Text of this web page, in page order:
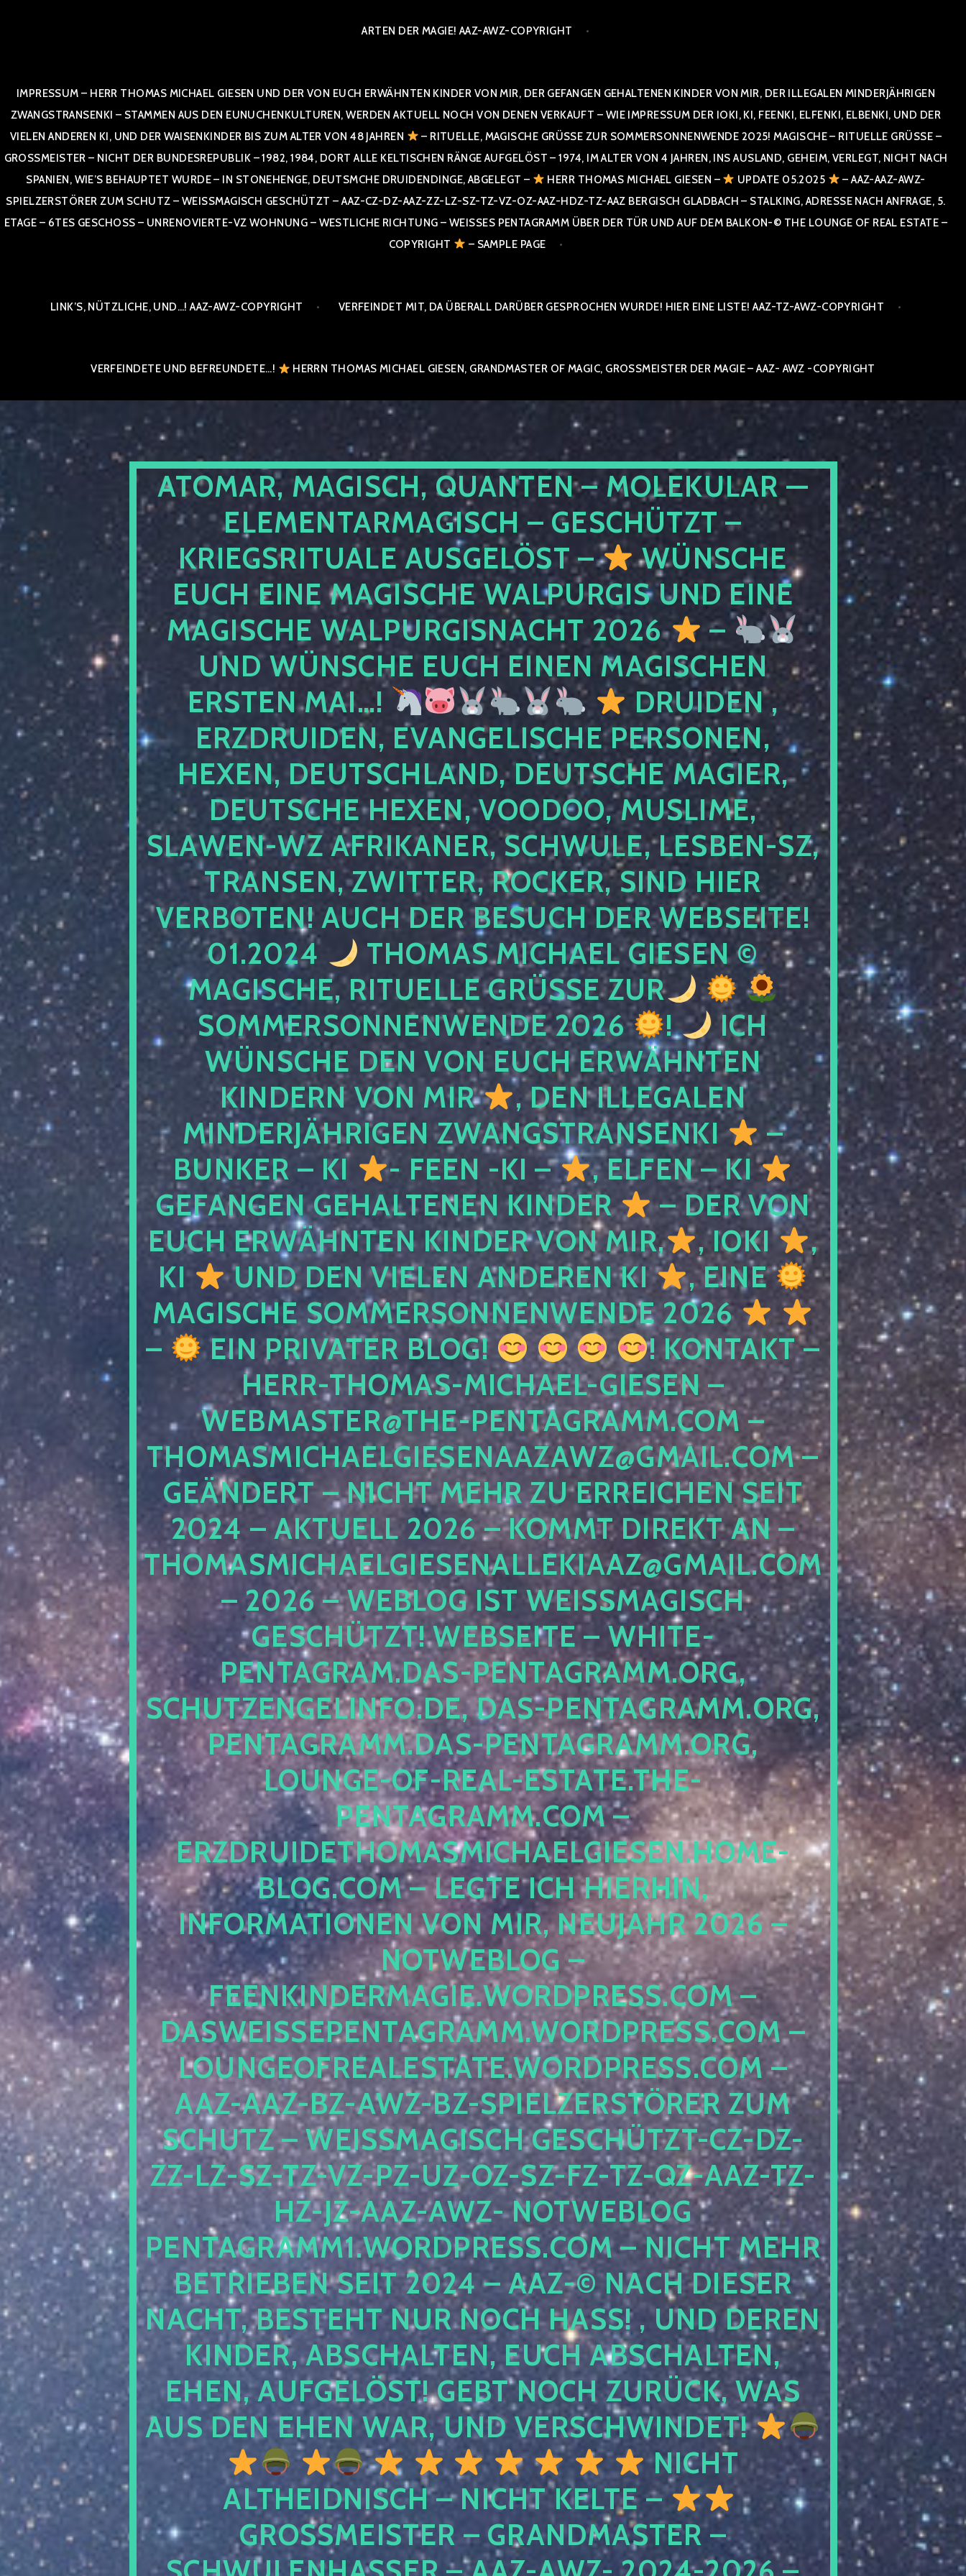
ARTEN DER MAGIE! AAZ-AWZ-COPYRIGHT
IMPRESSUM – HERR THOMAS MICHAEL GIESEN UND DER VON EUCH ERWÄHNTEN KINDER VON MIR, DER GEFANGEN GEHALTENEN KINDER VON MIR, DER ILLEGALEN MINDERJÄHRIGEN
ZWANGSTRANSENKI – STAMMEN AUS DEN EUNUCHENKULTUREN, WERDEN AKTUELL NOCH VON DENEN VERKAUFT – WIE IMPRESSUM DER IOKI, KI, FEENKI, ELFENKI, ELBENKI, UND DER
VIELEN ANDEREN KI, UND DER WAISENKINDER BIS ZUM ALTER VON 48 JAHREN
– RITUELLE, MAGISCHE GRÜSSE ZUR SOMMERSONNENWENDE 2025! MAGISCHE – RITUELLE GRÜSSE – GR
OSSMEISTER – NICHT DER BUNDESREPUBLIK – 1982, 1984, DORT ALLE KELTISCHEN RÄNGE AUFGELÖST – 1974, IM ALTER VON 4 JAHREN, INS AUSLAND, GEHEIM, VERLEGT, NICHT NACH SPA
NIEN, WIE’S BEHAUPTET WURDE – IN STONEHENGE, DEUTSMCHE DRUIDENDINGE, ABGELEGT –
HERR THOMAS MICHAEL GIESEN – UPDATE 05.2025
– AAZ-AAZ-AWZ-
SPIELZERSTÖRER ZUM SCHUTZ – WEISSMAGISCH GESCHÜTZT – AAZ-CZ-DZ-AAZ-ZZ-LZ-SZ-TZ-VZ-OZ-AAZ-HDZ-TZ-AAZ BERGISCH GLADBACH – STALKING, ADRESSE NACH ANFRAGE, 5. E
TAGE – 6TES GESCHOSS – UNRENOVIERTE-VZ WOHNUNG – WESTLICHE RICHTUNG – WEISSES PENTAGRAMM ÜBER DER TÜR UND AUF DEM BALKON-© THE LOUNGE OF REAL ESTATE – CO
PYRIGHT
– SAMPLE PAGE
LINK’S, NÜTZLICHE, UND…! AAZ-AWZ-COPYRIGHT VERFEINDET MIT, DA ÜBERALL DARÜBER GESPROCHEN WURDE! HIER EINE LISTE! AAZ-TZ-AWZ-COPYRIGHT
VERFEINDETE UND BEFREUNDETE…! HERRN THOMAS MICHAEL GIESEN, GRANDMASTER OF MAGIC, GROSSMEISTER DER MAGIE – AAZ- AWZ -COPYRIGHT
ATOMAR, MAGISCH, QUANTEN – MOLEKULAR —
ELEMENTARMAGISCH – GESCHÜTZT –
KRIEGSRITUALE AUSGELÖST –
WÜNSCHE
EUCH EINE MAGISCHE WALPURGIS UND EINE
MAGISCHE WALPURGISNACHT 2026
–
UND WÜNSCHE EUCH EINEN MAGISCHEN
ERSTEN MAI…!
DRUIDEN ,
ERZDRUIDEN, EVANGELISCHE PERSONEN,
HEXEN, DEUTSCHLAND, DEUTSCHE MAGIER,
DEUTSCHE HEXEN, VOODOO, MUSLIME,
SLAWEN-WZ AFRIKANER, SCHWULE, LESBEN-SZ,
TRANSEN, ZWITTER, ROCKER, SIND HIER
VERBOTEN! AUCH DER BESUCH DER WEBSEITE!
01.2024
THOMAS MICHAEL GIESEN ©
MAGISCHE, RITUELLE GRÜSSE ZUR
SOMMERSONNENWENDE 2026
!
ICH
WÜNSCHE DEN VON EUCH ERWÄHNTEN
KINDERN VON MIR
, DEN ILLEGALEN
MINDERJÄHRIGEN ZWANGSTRANSENKI
–
BUNKER – KI
- FEEN -KI –
, ELFEN – KI
GEFANGEN GEHALTENEN KINDER
– DER VON
EUCH ERWÄHNTEN KINDER VON MIR,
, IOKI
,
KI
UND DEN VIELEN ANDEREN KI
, EINE
MAGISCHE SOMMERSONNENWENDE 2026
–
EIN PRIVATER BLOG!
! KONTAKT –
HERR-THOMAS-MICHAEL-GIESEN –
WEBMASTER@THE-PENTAGRAMM.COM –
THOMASMICHAELGIESENAAZAWZ@GMAIL.COM –
GEÄNDERT – NICHT MEHR ZU ERREICHEN SEIT
2024 – AKTUELL 2026 – KOMMT DIREKT AN –
THOMASMICHAELGIESENALLEKIAAZ@GMAIL.COM
– 2026 – WEBLOG IST WEISSMAGISCH G
ESCHÜTZT! WEBSEITE – WHITE-P
ENTAGRAM.DAS-PENTAGRAMM.ORG, S
CHUTZENGELINFO.DE, DAS-PENTAGRAMM.ORG, P
ENTAGRAMM.DAS-PENTAGRAMM.ORG, L
OUNGE-OF-REAL-ESTATE.THE-P
ENTAGRAMM.COM – E
RZDRUIDETHOMASMICHAELGIESEN.HOME-B
LOG.COM – LEGTE ICH HIERHIN, I
NFORMATIONEN VON MIR, NEUJAHR 2026 – N
OTWEBLOG – F
EENKINDERMAGIE.WORDPRESS.COM – D
ASWEISSEPENTAGRAMM.WORDPRESS.COM – L
OUNGEOFREALESTATE.WORDPRESS.COM – A
AZ-AAZ-BZ-AWZ-BZ-SPIELZERSTÖRER ZUM S
CHUTZ – WEISSMAGISCH GESCHÜTZT-CZ-DZ-ZZ
-LZ-SZ-TZ-VZ-PZ-UZ-OZ-SZ-FZ-TZ-QZ-AAZ-TZ-HZ
-JZ-AAZ-AWZ- NOTWEBLOG PE
NTAGRAMM1.WORDPRESS.COM – NICHT MEHR BE
TRIEBEN SEIT 2024 – AAZ-© NACH DIESER NA
CHT, BESTEHT NUR NOCH HASS! , UND DEREN KI
NDER, ABSCHALTEN, EUCH ABSCHALTEN, EH
EN, AUFGELÖST! GEBT NOCH ZURÜCK, WAS AU
S DEN EHEN WAR, UND VERSCHWINDET!
NICHT
ALTHEIDNISCH – NICHT KELTE –
GROSSMEISTER – GRANDMASTER – S